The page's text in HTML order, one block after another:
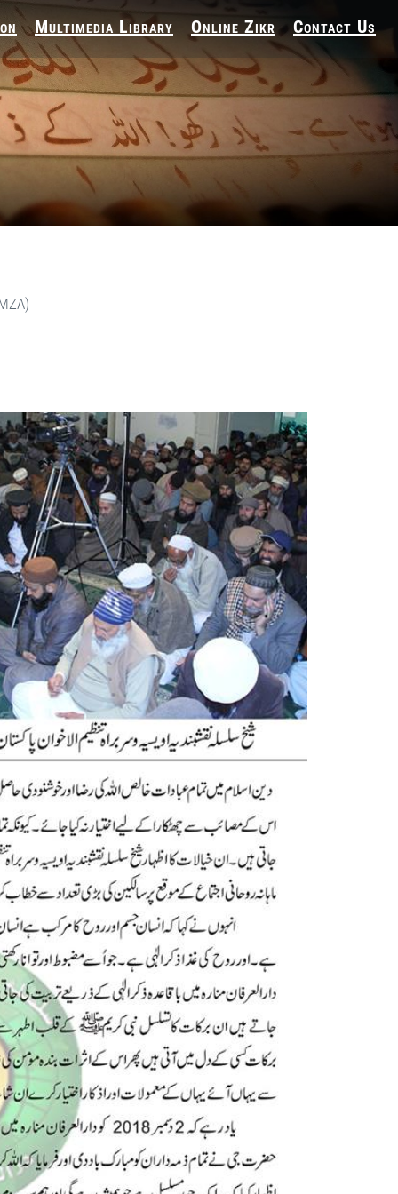
Multimedia Library Online Zikr Contact Us